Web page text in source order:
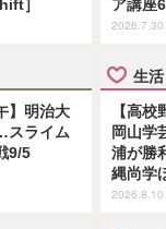
］
ア講座
】明治大
スライム
9/5
生
【高
岡山学
浦が勝
縄尚学